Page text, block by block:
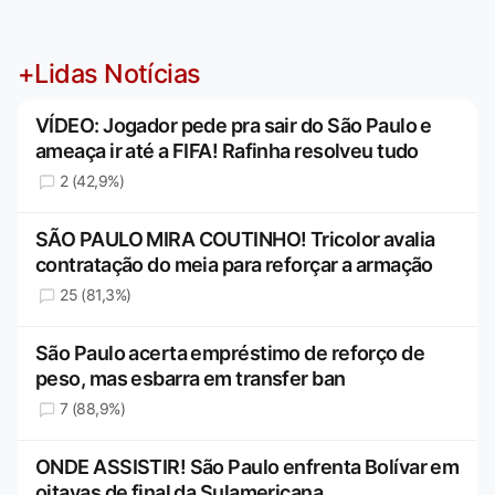
+Lidas Notícias
VÍDEO: Jogador pede pra sair do São Paulo e
ameaça ir até a FIFA! Rafinha resolveu tudo
2 (42,9%)
SÃO PAULO MIRA COUTINHO! Tricolor avalia
contratação do meia para reforçar a armação
25 (81,3%)
São Paulo acerta empréstimo de reforço de
peso, mas esbarra em transfer ban
7 (88,9%)
ONDE ASSISTIR! São Paulo enfrenta Bolívar em